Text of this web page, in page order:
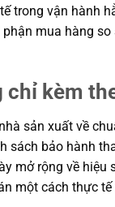
trong vận hành
mua hàng
chỉ kèm
sản xuất về
sách bảo hành
mở rộng về hiệu
một cách thực